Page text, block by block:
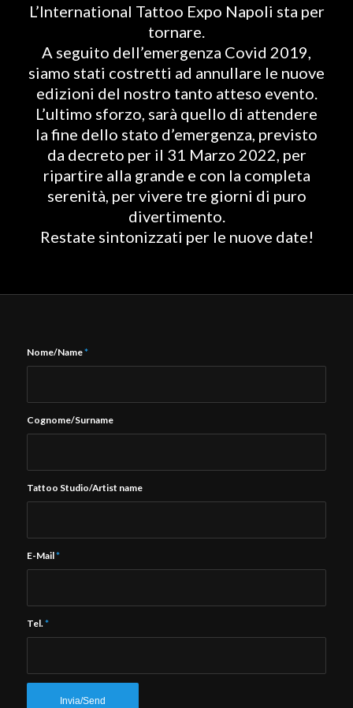
L’International Tattoo Expo Napoli sta per
tornare.
A seguito dell’emergenza Covid 2019,
siamo stati costretti ad annullare le nuove
edizioni del nostro tanto atteso evento.
L’ultimo sforzo, sarà quello di attendere
la fine dello stato d’emergenza, previsto
da decreto per il 31 Marzo 2022, per
ripartire alla grande e con la completa
serenità, per vivere tre giorni di puro
divertimento.
Restate sintonizzati per le nuove date!
Nome/Name*
Cognome/Surname
Tattoo Studio/Artist name
E-Mail*
Tel.*